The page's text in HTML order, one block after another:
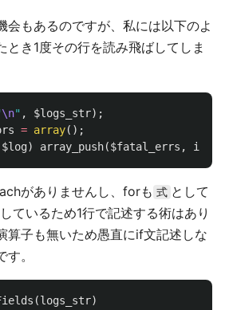
会もあるのですが、私には以下のよ
とき1度その行を読み飛ばしてしま
\n" , $logs_str);
= array();
$log) array_push($fatal_errs ,
がありませんし、forも 式 として
ているため1行で記述する術はあり
算子も無いため愚直にif文記述しな
。
(logs_str)